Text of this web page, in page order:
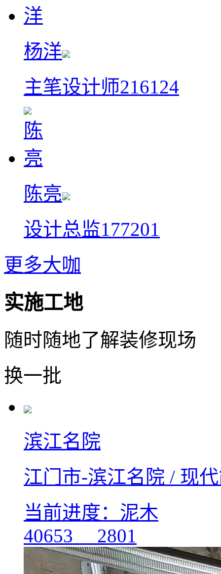
杨洋
主笔设计师216124
陈亮
设计总监177201
更多大咖
实施工地
随时随地了解装修现场
换一批
滨江名院
江门市-滨江名院 / 现
当前进度：泥木
40653
2801